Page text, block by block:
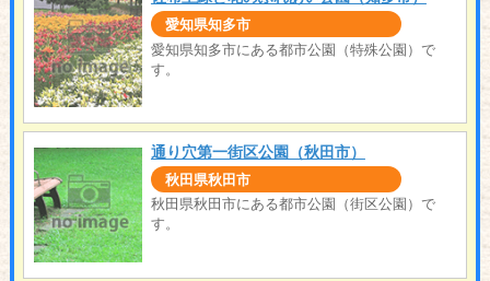
愛知県知多市
愛知県知多市にある都市公園（特殊公園）で
す。
通り穴第一街区公園（秋田市）
秋田県秋田市
秋田県秋田市にある都市公園（街区公園）で
す。